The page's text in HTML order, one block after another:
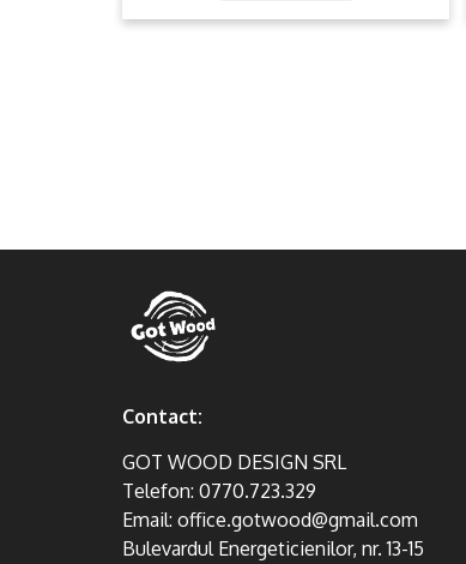
Contact:
GOT WOOD DESIGN SRL
Telefon: 0770.723.329
Email: office.gotwood@gmail.com
Bulevardul Energeticienilor, nr. 13-15